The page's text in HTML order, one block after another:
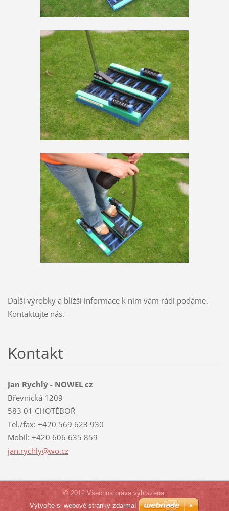
Další výrobky a bližší informace k nim vám rádi podáme.
Kontaktujte nás.
Kontakt
Jan Rychlý - NOWEL cz
Břevnická 1209
583 01 CHOTĚBOŘ
Tel./fax: +420 569 623 930
Mobil: +420 606 635 859
jan.rychly@wo.cz
© 2012 Všechna práva vyhrazena.
Vytvořte si webové stránky zdarma!